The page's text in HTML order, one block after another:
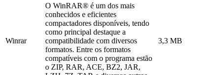
Winrar
O WinRAR® é um dos mais
conhecidos e eficientes
compactadores disponíveis, tendo
como principal destaque a
compatibilidade com diversos
formatos. Entre os formatos
compatíveis com o programa estão
o ZIP, RAR, ACE, BZ2, JAR,
3,3 MB